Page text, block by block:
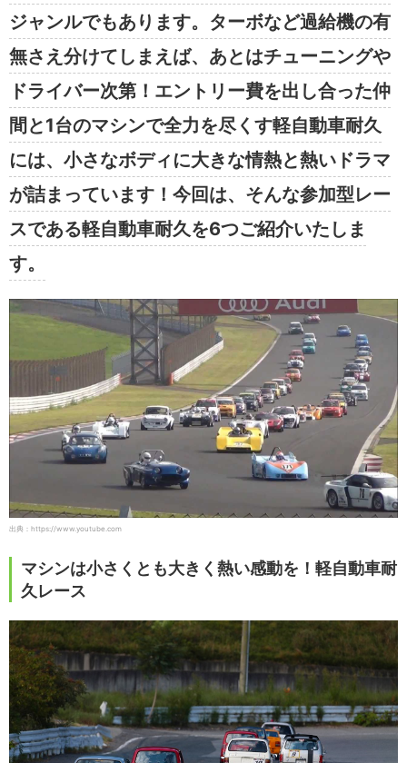
ジャンルでもあります。ターボなど過給機の有
無さえ分けてしまえば、あとはチューニングや
ドライバー次第！エントリー費を出し合った仲
間と1台のマシンで全力を尽くす軽自動車耐久
には、小さなボディに大きな情熱と熱いドラマ
が詰まっています！今回は、そんな参加型レー
スである軽自動車耐久を6つご紹介いたしま
す。
出典：https://www.youtube.com
マシンは小さくとも大きく熱い感動を！軽自動車耐
久レース